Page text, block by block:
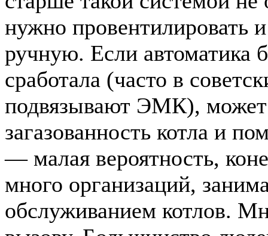
нужно провентилировать
ручную. Если автоматика
сработала (часто в
подвязывают ЭМК), может
загазованность котла и
— малая вероятность,
много организаций,
обслуживанием котлов.